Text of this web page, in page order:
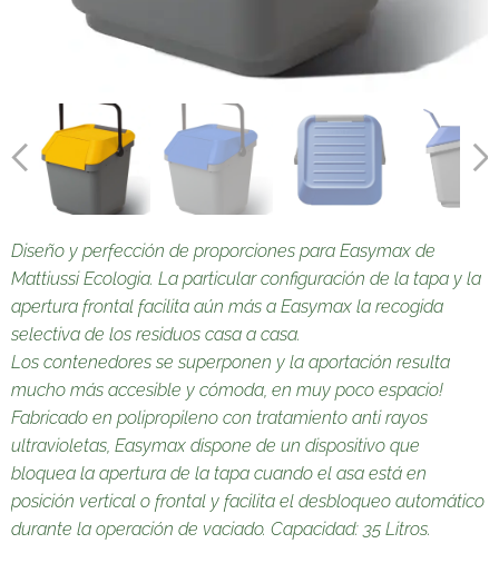
Diseño y perfección de proporciones para Easymax de
Mattiussi Ecologia. La particular configuración de la tapa y la
apertura frontal facilita aún más a Easymax la recogida
selectiva de los residuos casa a casa.
Los contenedores se superponen y la aportación resulta
mucho más accesible y cómoda, en muy poco espacio!
Fabricado en polipropileno con tratamiento anti rayos
ultravioletas, Easymax dispone de un dispositivo que
bloquea la apertura de la tapa cuando el asa está en
posición vertical o frontal y facilita el desbloqueo automático
durante la operación de vaciado. Capacidad: 35 Litros.